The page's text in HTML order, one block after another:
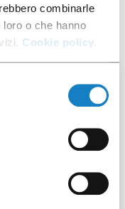
combinarle
o che hanno
Cookie policy.
anche